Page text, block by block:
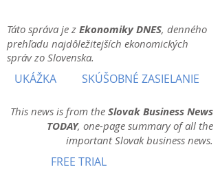
Táto správa je z Ekonomiky DNES, denného
prehľadu najdôležitejších ekonomických
správ zo Slovenska.
UKÁŽKA SKÚŠOBNÉ ZASIELANIE
This news is from the Slovak Business News
TODAY, one-page summary of all the
important Slovak business news.
FREE TRIAL